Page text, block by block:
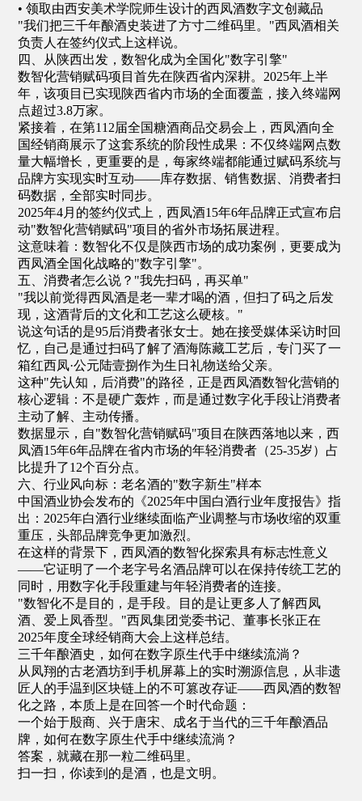
• 领取由西安美术学院师生设计的西凤酒数字文创藏品
"我们把三千年酿酒史装进了方寸二维码里。"西凤酒相关
负责人在签约仪式上这样说。
四、从陕西出发，数智化成为全国化"数字引擎"
数智化营销赋码项目首先在陕西省内深耕。2025年上半
年，该项目已实现陕西省内市场的全面覆盖，接入终端网
点超过3.8万家。
紧接着，在第112届全国糖酒商品交易会上，西凤酒向全
国经销商展示了这套系统的阶段性成果：不仅终端网点数
量大幅增长，更重要的是，每家终端都能通过赋码系统与
品牌方实现实时互动——库存数据、销售数据、消费者扫
码数据，全部实时同步。
2025年4月的签约仪式上，西凤酒15年6年品牌正式宣布启
动"数智化营销赋码"项目的省外市场拓展进程。
这意味着：数智化不仅是陕西市场的成功案例，更要成为
西凤酒全国化战略的"数字引擎"。
五、消费者怎么说？"我先扫码，再买单"
"我以前觉得西凤酒是老一辈才喝的酒，但扫了码之后发
现，这酒背后的文化和工艺这么硬核。"
说这句话的是95后消费者张女士。她在接受媒体采访时回
忆，自己是通过扫码了解了酒海陈藏工艺后，专门买了一
箱红西凤·公元陆壹捌作为生日礼物送给父亲。
这种"先认知，后消费"的路径，正是西凤酒数智化营销的
核心逻辑：不是硬广轰炸，而是通过数字化手段让消费者
主动了解、主动传播。
数据显示，自"数智化营销赋码"项目在陕西落地以来，西
凤酒15年6年品牌在省内市场的年轻消费者（25-35岁）占
比提升了12个百分点。
六、行业风向标：老名酒的"数字新生"样本
中国酒业协会发布的《2025年中国白酒行业年度报告》指
出：2025年白酒行业继续面临产业调整与市场收缩的双重
重压，头部品牌竞争更加激烈。
在这样的背景下，西凤酒的数智化探索具有标志性意义
——它证明了一个老字号名酒品牌可以在保持传统工艺的
同时，用数字化手段重建与年轻消费者的连接。
"数智化不是目的，是手段。目的是让更多人了解西凤
酒、爱上凤香型。"西凤集团党委书记、董事长张正在
2025年度全球经销商大会上这样总结。
三千年酿酒史，如何在数字原生代手中继续流淌？
从凤翔的古老酒坊到手机屏幕上的实时溯源信息，从非遗
匠人的手温到区块链上的不可篡改存证——西凤酒的数智
化之路，本质上是在回答一个时代命题：
一个始于殷商、兴于唐宋、成名于当代的三千年酿酒品
牌，如何在数字原生代手中继续流淌？
答案，就藏在那一粒二维码里。
扫一扫，你读到的是酒，也是文明。